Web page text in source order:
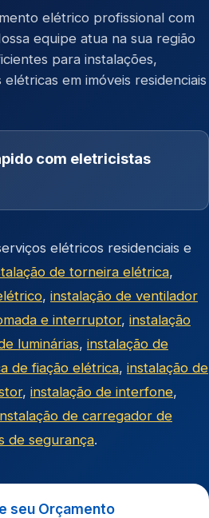
elétrico profissional com
equipe atua na sua região
para instalações,
em imóveis residenciais
com eletricistas
elétricos residenciais e
de torneira elétrica,
, instalação de ventilador
e interruptor, instalação
luminárias, instalação de
de fiação elétrica, instalação de
, instalação de interfone,
de carregador de
de segurança.
seu Orçamento